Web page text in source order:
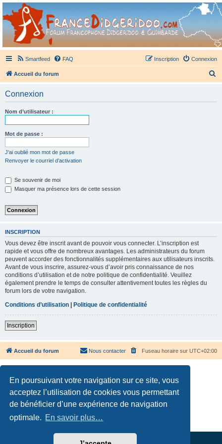
En poursuivant votre navigation sur ce site, vous
acceptez l’utilisation de cookies vous permettant
de bénéficier d’une expérience de navigation
optimale. En savoir plus…
France Didgeridoo
Didgeridoo et Guimbarde sur France Didgeridoo - retrouvez la communauté.
Smartfeed FAQ Connexion
Inscription
Accueil du forum
Connexion
Nom d’utilisateur :
Mot de passe :
J’ai oublié mon mot de passe
Renvoyer le courriel d’activation
Se souvenir de moi
Masquer ma présence lors de cette session
INSCRIPTION
Vous devez être inscrit avant de pouvoir vous connecter. L’inscription est
rapide et vous offre de nombreux avantages. Les administrateurs du forum
peuvent accorder des fonctionnalités supplémentaires aux utilisateurs inscrits.
Avant de vous inscrire, assurez-vous d’avoir pris connaissance de nos
conditions d’utilisation et de notre politique de confidentialité. Veuillez
également prendre le temps de consulter attentivement toutes les règles du
forum lors de votre navigation.
Conditions d’utilisation
Politique de confidentialité
Inscription
Accueil du forum Fuseau horaire sur UTC+02:00
Nous contacter
Développé parphpBB® Forum Software © phpBB Limited
Confidentialité